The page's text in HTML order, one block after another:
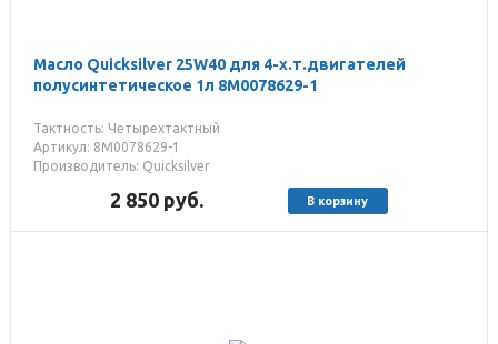
Масло Quicksilver 25W40 для 4-х.т.двигателей
полусинтетическое 1л 8M0078629-1
Тактность: Четырехтактный
Артикул: 8M0078629-1
Производитель: Quicksilver
2 850 руб. В корзину